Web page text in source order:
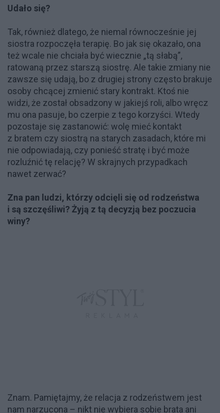
Udało się?
Tak, również dlatego, że niemal równocześnie jej
siostra rozpoczęła terapię. Bo jak się okazało, ona
też wcale nie chciała być wiecznie „tą słabą”,
ratowaną przez starszą siostrę. Ale takie zmiany nie
zawsze się udają, bo z drugiej strony często brakuje
osoby chcącej zmienić stary kontrakt. Ktoś nie
widzi, że został obsadzony w jakiejś roli, albo wręcz
mu ona pasuje, bo czerpie z tego korzyści. Wtedy
pozostaje się zastanowić: wolę mieć kontakt
z bratem czy siostrą na starych zasadach, które mi
nie odpowiadają, czy ponieść stratę i być może
rozluźnić tę relację? W skrajnych przypadkach
nawet zerwać?
Zna pan ludzi, którzy odcięli się od rodzeństwa
i są szczęśliwi? Żyją z tą decyzją bez poczucia
winy?
Znam. Pamiętajmy, że relacja z rodzeństwem jest
nam narzucona – nikt nie wybiera sobie brata ani